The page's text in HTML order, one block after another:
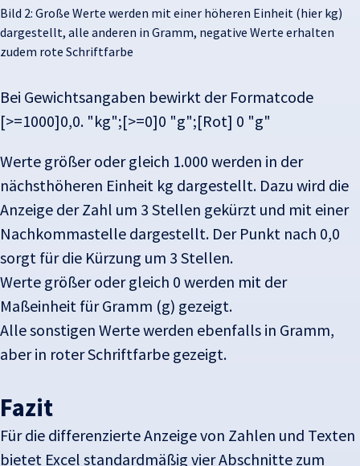
Bild 2: Große Werte werden mit einer höheren Einheit (hier kg)
dargestellt, alle anderen in Gramm, negative Werte erhalten
zudem rote Schriftfarbe
Bei Gewichtsangaben bewirkt der Formatcode
[>=1000]0,0. "kg";[>=0]0 "g";[Rot] 0 "g"
Werte größer oder gleich 1.000 werden in der
nächsthöheren Einheit kg dargestellt. Dazu wird die
Anzeige der Zahl um 3 Stellen gekürzt und mit einer
Nachkommastelle dargestellt. Der Punkt nach 0,0
sorgt für die Kürzung um 3 Stellen.
Werte größer oder gleich 0 werden mit der
Maßeinheit für Gramm (g) gezeigt.
Alle sonstigen Werte werden ebenfalls in Gramm,
aber in roter Schriftfarbe gezeigt.
Fazit
Für die differenzierte Anzeige von Zahlen und Texten
bietet Excel standardmäßig vier Abschnitte zum